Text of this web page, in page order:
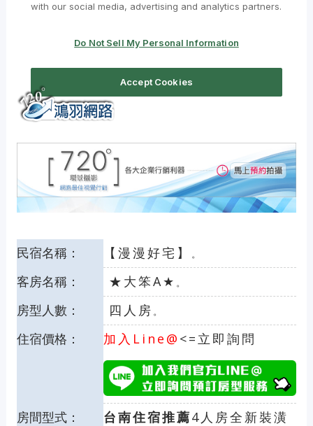
民宿名稱： 【漫漫好宅】 。
客房名稱： ★大笨A★ 。
房型人數： 四人房 。
住宿價格： 加入Line@ <=立即詢問
房間型式： 台南住宿推薦4人房全新裝潢